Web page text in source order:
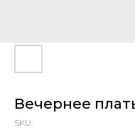
Вечернее
SKU: